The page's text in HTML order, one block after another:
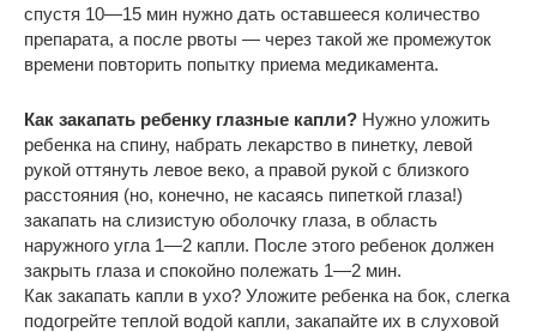
спустя 10—15 мин нужно дать оставшееся количество
препарата, а после рвоты — через такой же промежуток
времени повторить попытку приема медикамента.
Как закапать ребенку глазные капли? Нужно уложить
ребенка на спину, набрать лекарство в пинетку, левой
рукой оттянуть левое веко, а правой рукой с близкого
расстояния (но, конечно, не касаясь пипеткой глаза!)
закапать на слизистую оболочку глаза, в область
наружного угла 1—2 капли. После этого ребенок должен
закрыть глаза и спокойно полежать 1—2 мин.
Как закапать капли в ухо? Уложите ребенка на бок, слегка
подогрейте теплой водой капли, закапайте их в слуховой